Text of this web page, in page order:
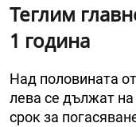
Теглим
1 година
Над половината
лева се дължат
срок за